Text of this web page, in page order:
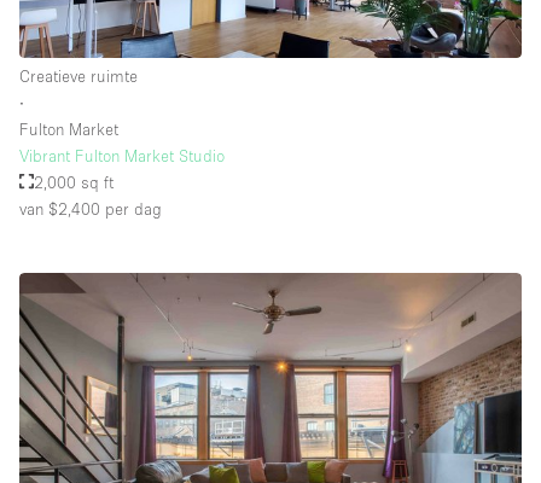
Creatieve ruimte
∙
Fulton Market
Vibrant Fulton Market Studio
2,000 sq ft
van $2,400 per dag